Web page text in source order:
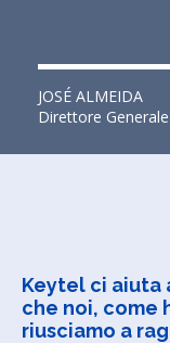
JOSÉ ALMEIDA
Direttore Generale
Keytel ci aiuta
che noi, come
riusciamo a